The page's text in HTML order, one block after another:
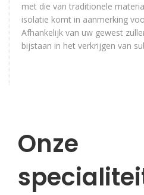
met die van traditionele
isolatie komt in aanmerking
Afhankelijk van uw gewest
bijstaan in het verkrijgen van
Onze